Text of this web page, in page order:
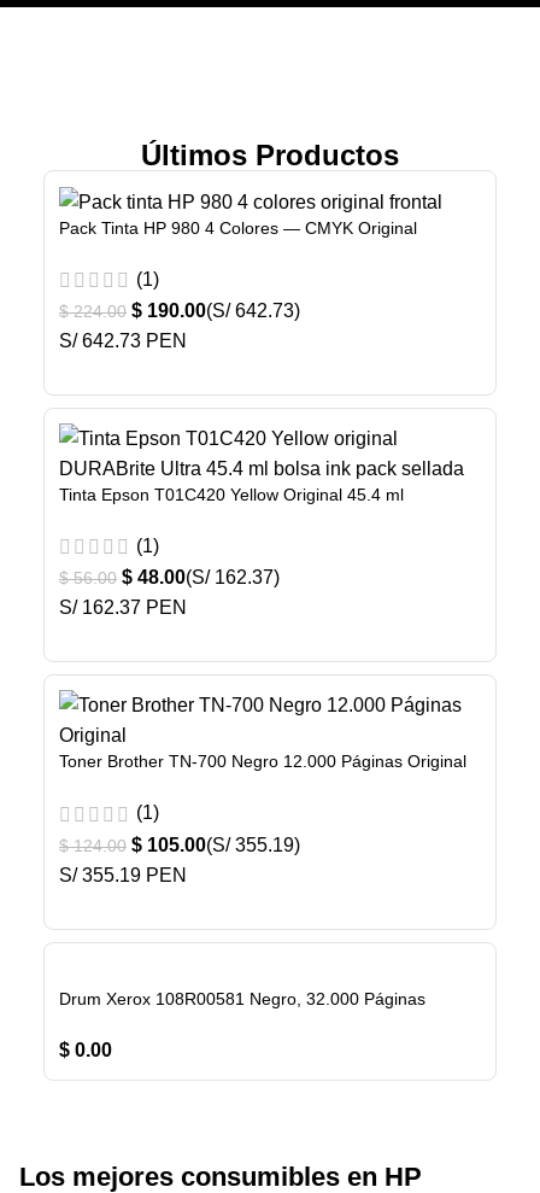
Últimos Productos
Pack Tinta HP 980 4 Colores — CMYK Original
(1)
$224.00 $ 190.00(S/ 642.73)
S/ 642.73 PEN
Tinta Epson T01C420 Yellow Original 45.4 ml
(1)
$56.00 $ 48.00(S/ 162.37)
S/ 162.37 PEN
Toner Brother TN-700 Negro 12.000 Páginas Original
(1)
$124.00 $ 105.00(S/ 355.19)
S/ 355.19 PEN
Drum Xerox 108R00581 Negro, 32.000 Páginas
$ 0.00
Los mejores consumibles en HP